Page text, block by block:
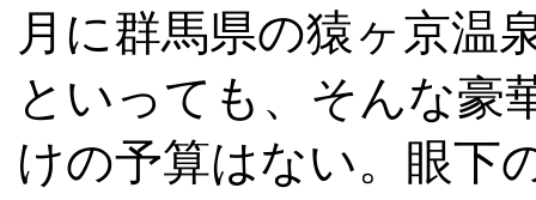
月に群馬県の猿ヶ京温
といっても、そんな豪
けの予算はない。眼下